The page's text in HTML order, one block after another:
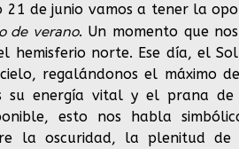
21 de junio vamos a tener la
de verano. Un momento que
hemisferio norte. Ese día, el
regalándonos el máximo
su energía vital y el prana de
esto nos habla
la oscuridad, la plenitud